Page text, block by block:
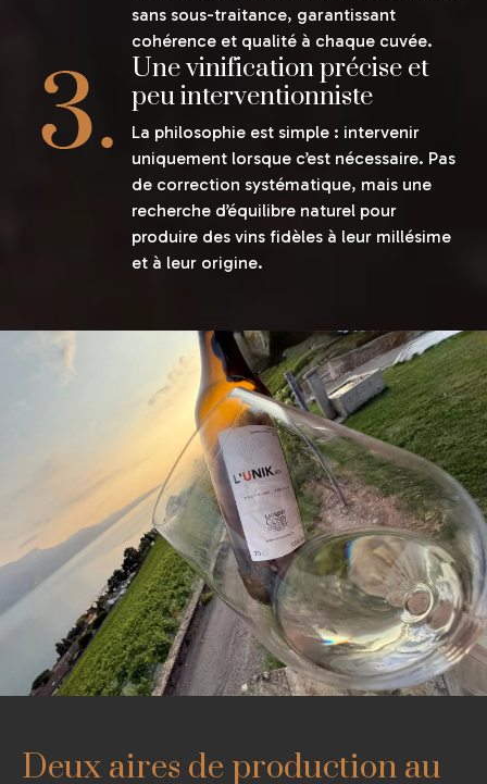
sans sous-traitance, garantissant
cohérence et qualité à chaque cuvée.
Une vinification précise et
peu interventionniste
La philosophie est simple : intervenir
uniquement lorsque c’est nécessaire. Pas
de correction systématique, mais une
recherche d’équilibre naturel pour
produire des vins fidèles à leur millésime
et à leur origine.
Deux aires de production au